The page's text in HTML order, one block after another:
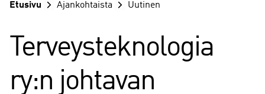
Etusivu Ajankohtaista Uutinen
Terveysteknologia
ry:n johtavan